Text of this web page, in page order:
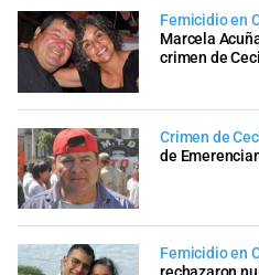
Femicidio en
Marcela
crimen de
Crimen de
de
Femicidio en